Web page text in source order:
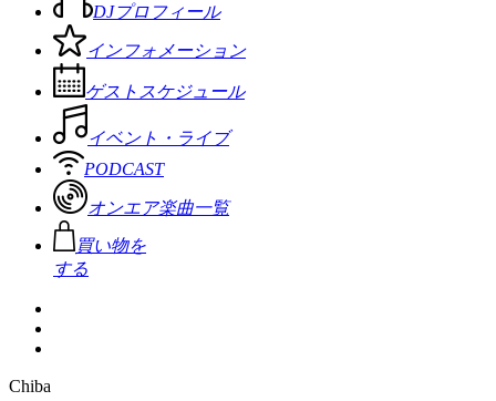
DJプロフィール
インフォメーション
ゲストスケジュール
イベント・ライブ
PODCAST
オンエア楽曲一覧
買い物を
する
Chiba